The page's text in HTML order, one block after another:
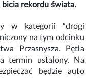
rekordu świata.
w kategorii “drogi
na tym odcinku
Przasnysza. Pętla
termin ustalony. Na
będzie auto